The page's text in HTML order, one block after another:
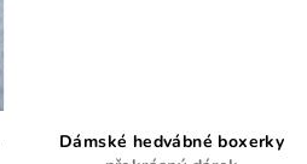
Dámské hedvábné boxerky